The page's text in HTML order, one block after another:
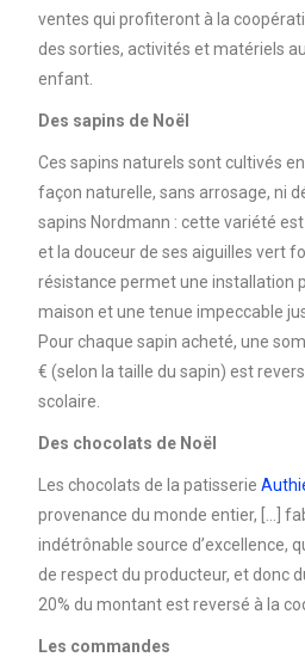
ventes qui profiteront à la
des sorties, activités et matériels
enfant.
Des sapins de Noël
Ces sapins naturels sont cultivés
façon naturelle, sans arrosage, ni
sapins Nordmann : cette variété
et la douceur de ses aiguilles vert
résistance permet une installation
maison et une tenue impeccable
Pour chaque sapin acheté, une
€ (selon la taille du sapin) est
scolaire.
Des chocolats de Noël
Les chocolats de la patisserie
provenance du monde entier, […]
indétrônable source d’excellence,
de respect du producteur, et donc
20% du montant est reversé à la
Les commandes